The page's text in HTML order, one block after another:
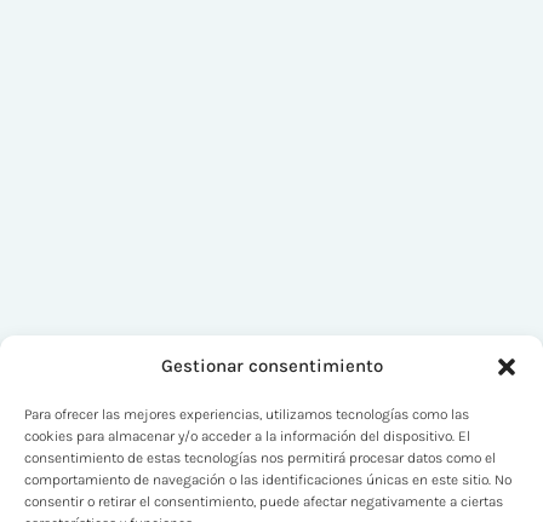
Gestionar consentimiento
Para ofrecer las mejores experiencias, utilizamos tecnologías como las
cookies para almacenar y/o acceder a la información del dispositivo. El
consentimiento de estas tecnologías nos permitirá procesar datos como el
comportamiento de navegación o las identificaciones únicas en este sitio. No
consentir o retirar el consentimiento, puede afectar negativamente a ciertas